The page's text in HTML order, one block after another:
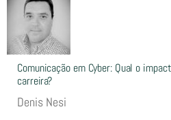
Comunicação em Cyber: Qual o
carreira?
Denis Nesi